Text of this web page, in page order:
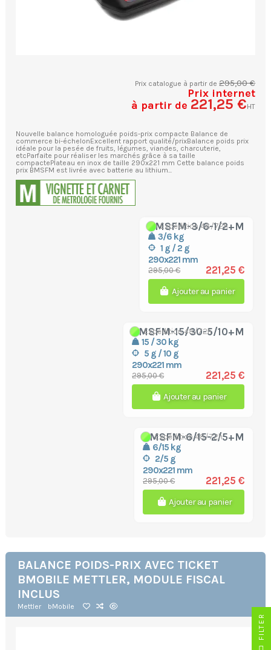
Prix catalogue à partir de295,00 €
Prix internet
à partir de 221,25 €HT
Nouvelle balance homologuée poids-prix compacte Balance de
commerce bi-échelonExcellent rapport qualité/prixBalance poids prix
idéale pour la pesée de fruits, légumes, viandes, charcuterie,
etcParfaite pour réaliser les marchés grâce à sa taille
compactePlateau en inox de taille 290x221 mm Cette balance poids
prix BMSFM est livrée avec batterie au lithium...
BMSFM-3/6-1/2+M
3/6 kg
1 g / 2 g
290x221 mm
Expédition 48/72h
295,00 € 221,25 €
Ajouter au panier
BMSFM-15/30-5/10+M
15 / 30 kg
5 g / 10 g
290x221 mm
Expédition 48/72h
295,00 € 221,25 €
Ajouter au panier
BMSFM-6/15-2/5+M
6/15 kg
2/5 g
290x221 mm
Expédition 48/72h
295,00 € 221,25 €
Ajouter au panier
BALANCE POIDS-PRIX AVEC TICKET
BMOBILE METTLER, MODULE FISCAL
INCLUS
Mettler bMobile
R